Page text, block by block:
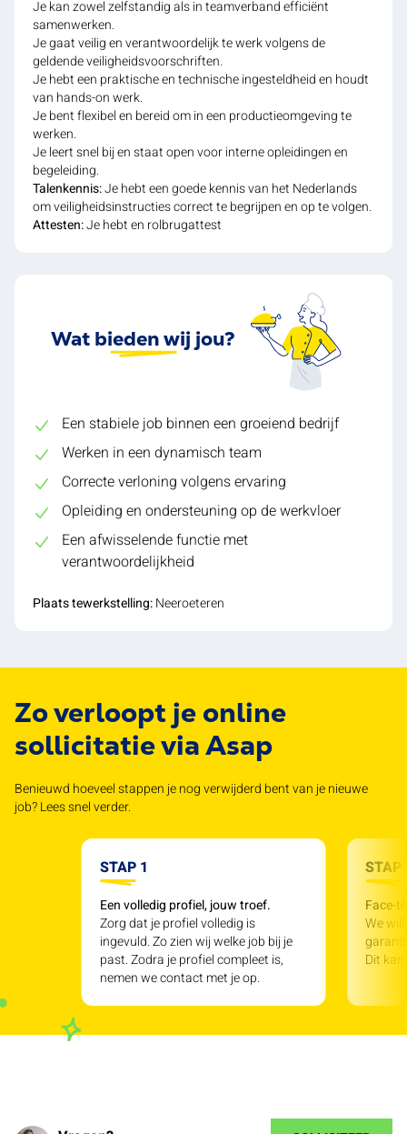
Je kan zowel zelfstandig als in teamverband efficiënt
samenwerken.
Je gaat veilig en verantwoordelijk te werk volgens de
geldende veiligheidsvoorschriften.
Je hebt een praktische en technische ingesteldheid en houdt
van hands-on werk.
Je bent flexibel en bereid om in een productieomgeving te
werken.
Je leert snel bij en staat open voor interne opleidingen en
begeleiding.
Talenkennis:Je hebt een goede kennis van het Nederlands
om veiligheidsinstructies correct te begrijpen en op te volgen.
Attesten:Je hebt en rolbrugattest
Wat bieden wij jou?
Een stabiele job binnen een groeiend bedrijf
Werken in een dynamisch team
Correcte verloning volgens ervaring
Opleiding en ondersteuning op de werkvloer
Een afwisselende functie met
verantwoordelijkheid
Plaats tewerkstelling:Neeroeteren
Zo verloopt je online
sollicitatie via Asap
Benieuwd hoeveel stappen je nog verwijderd bent van je nieuwe
job? Lees snel verder.
STAP 1
Een volledig profiel, jouw troef.
Zorg dat je profiel volledig is
ingevuld. Zo zien wij welke job bij je
past. Zodra je profiel compleet is,
nemen we contact met je op.
STAP
Face-
We
Dit